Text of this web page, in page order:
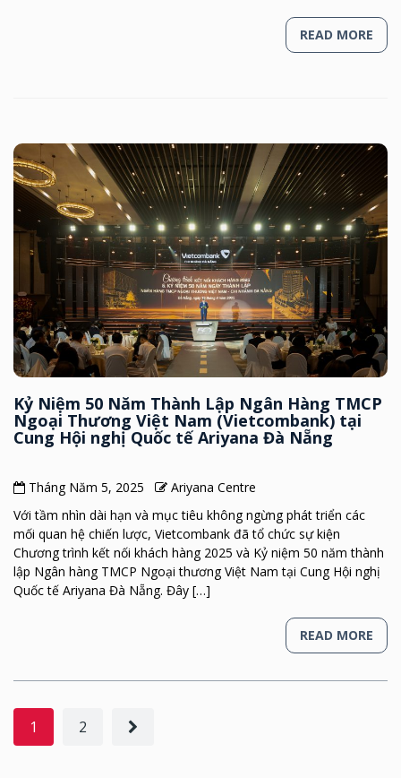
READ MORE
Kỷ Niệm 50 Năm Thành Lập Ngân Hàng TMCP
Ngoại Thương Việt Nam (Vietcombank) tại
Cung Hội nghị Quốc tế Ariyana Đà Nẵng
Tháng Năm 5, 2025
Ariyana Centre
Với tầm nhìn dài hạn và mục tiêu không ngừng phát triển các
mối quan hệ chiến lược, Vietcombank đã tổ chức sự kiện
Chương trình kết nối khách hàng 2025 và Kỷ niệm 50 năm thành
lập Ngân hàng TMCP Ngoại thương Việt Nam tại Cung Hội nghị
Quốc tế Ariyana Đà Nẵng. Đây […]
READ MORE
1 2